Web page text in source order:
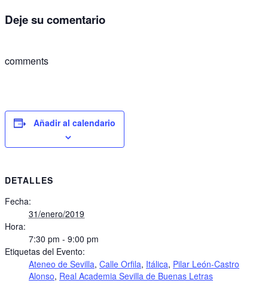
Deje su comentario
comments
Añadir al calendario
DETALLES
Fecha:
31/enero/2019
Hora:
7:30 pm - 9:00 pm
Etiquetas del Evento:
Ateneo de Sevilla, Calle Orfila, Itálica, Pilar León-Castro
Alonso, Real Academia Sevilla de Buenas Letras